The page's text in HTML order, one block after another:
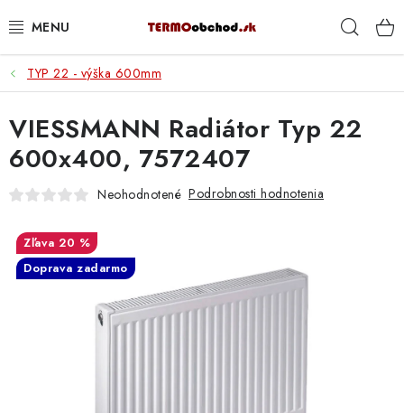
na
VYKUROVANIE
ROZVOD VODY A KÚRENIA
ODPAD A KANALIZÁCIA
% DOPREDAJ
PREČO SA OPLATÍ KUPOVAŤ RADIÁTORY KORADO
CEZ TERMOOBCHOD.SK
TYP 22 - výška 600mm
VIESSMANN Radiátor Typ 22
600x400, 7572407
Neohodnotené Podrobnosti hodnotenia
20 %
Doprava zadarmo